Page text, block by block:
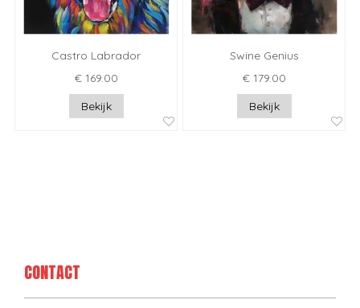
Castro Labrador
€ 169.00
Bekijk
Swine Genius
€ 179.00
Bekijk
CONTACT